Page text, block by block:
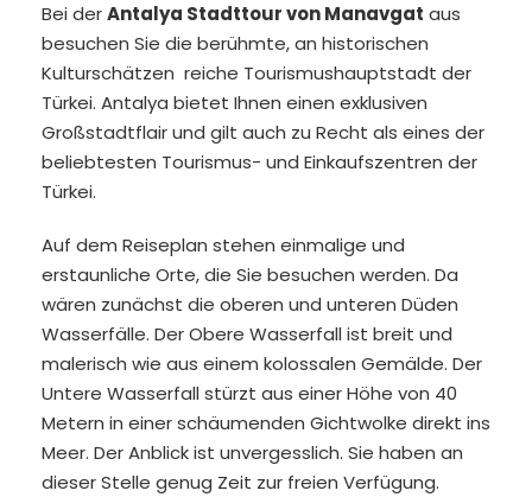
Bei derAntalya Stadttour von Manavgat aus
besuchen Sie die berühmte, an historischen
Kulturschätzen reiche Tourismushauptstadt der
Türkei. Antalya bietet Ihnen einen exklusiven
Großstadtflair und gilt auch zu Recht als eines der
beliebtesten Tourismus- und Einkaufszentren der
Türkei.
Auf dem Reiseplan stehen einmalige und
erstaunliche Orte, die Sie besuchen werden. Da
wären zunächst die oberen und unteren Düden
Wasserfälle. Der Obere Wasserfall ist breit und
malerisch wie aus einem kolossalen Gemälde. Der
Untere Wasserfall stürzt aus einer Höhe von 40
Metern in einer schäumenden Gichtwolke direkt ins
Meer. Der Anblick ist unvergesslich. Sie haben an
dieser Stelle genug Zeit zur freien Verfügung.